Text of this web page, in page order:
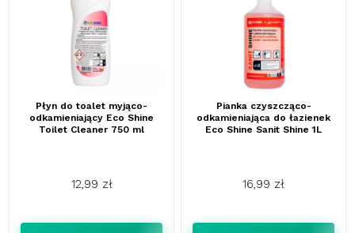
Płyn do toalet myjąco-
odkamieniający Eco Shine
Toilet Cleaner 750 ml
12,99 zł
Pianka czyszcząco-
odkamieniająca do łazienek
Eco Shine Sanit Shine 1L
16,99 zł